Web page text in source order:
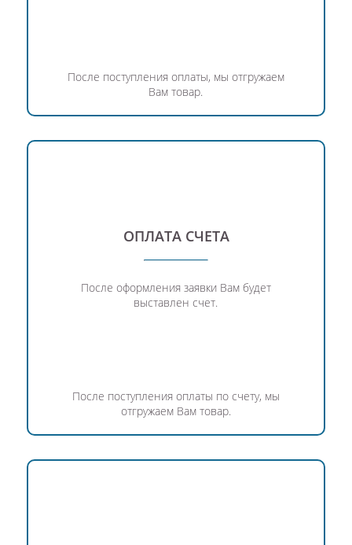
После поступления оплаты, мы отгружаем
Вам товар.
ОПЛАТА СЧЕТА
После оформления заявки Вам будет
выставлен счет.
После поступления оплаты по счету, мы
отгружаем Вам товар.